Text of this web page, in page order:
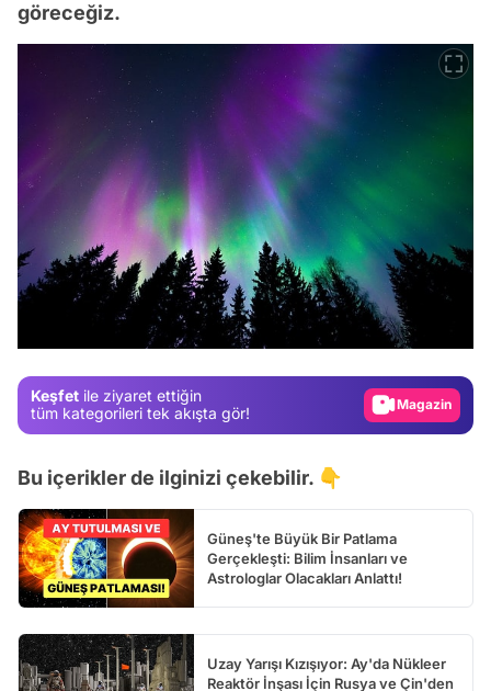
göreceğiz.
Keşfet ile ziyaret ettiğin
tüm kategorileri tek akışta gör!
Video
Test
Gündem
Video
Bu içerikler de ilginizi çekebilir. 👇
Güneş'te Büyük Bir Patlama
Gerçekleşti: Bilim İnsanları ve
Astrologlar Olacakları Anlattı!
Uzay Yarışı Kızışıyor: Ay'da Nükleer
Reaktör İnşası İçin Rusya ve Çin'den